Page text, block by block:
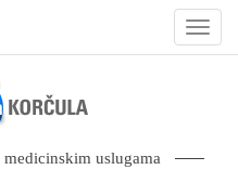
T
l
uslugama